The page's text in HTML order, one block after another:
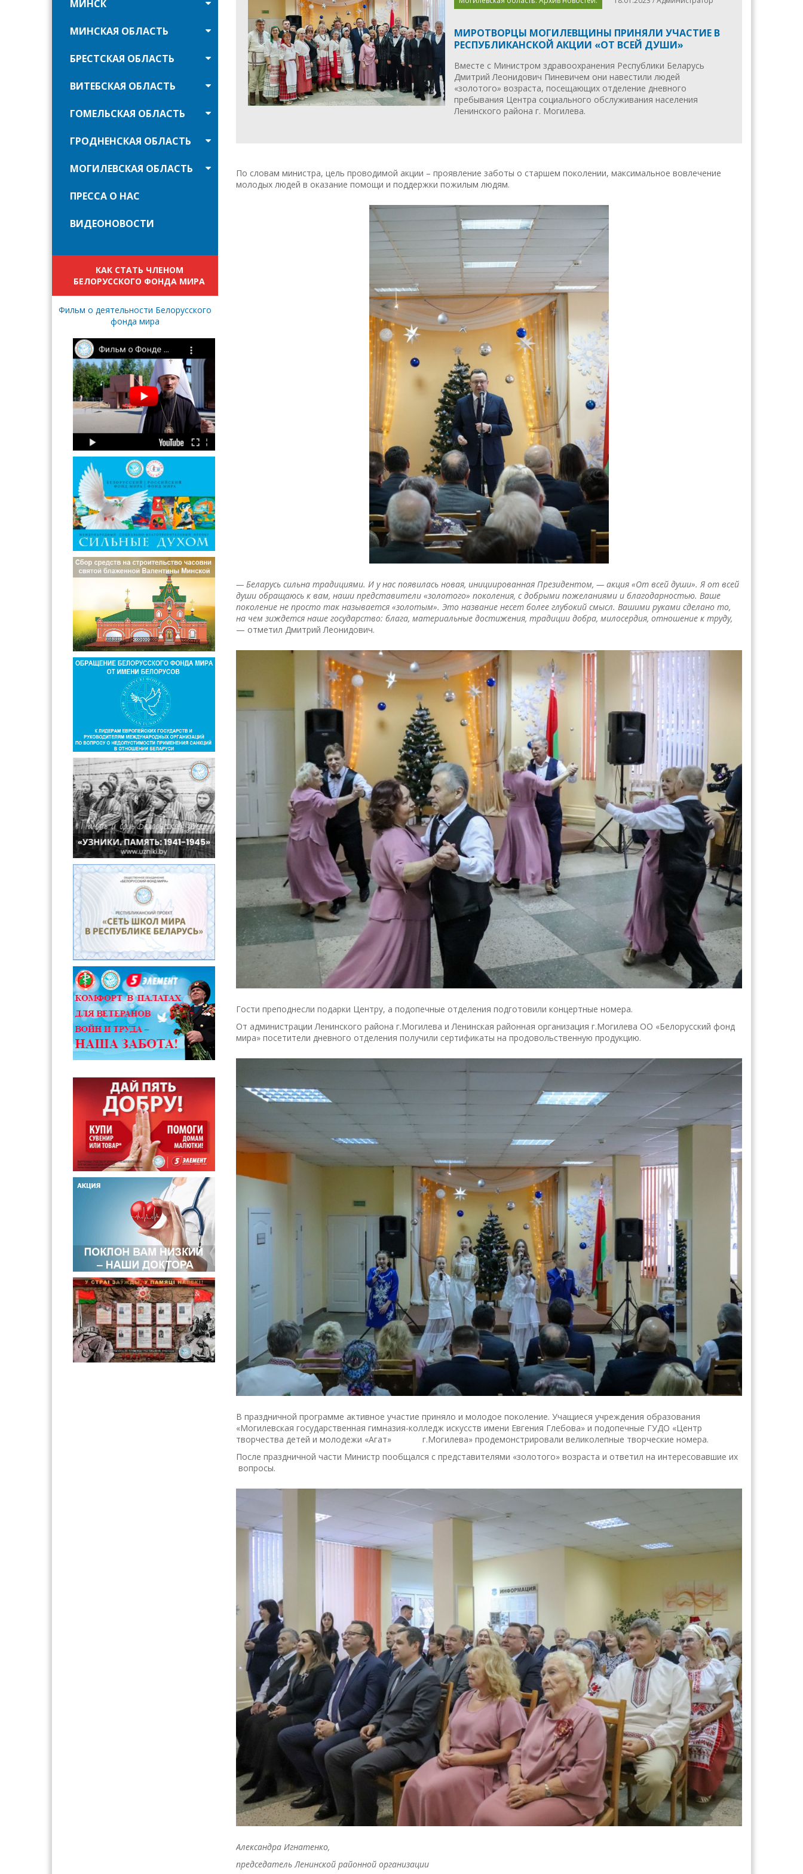
МИНСК
МИНСКАЯ ОБЛАСТЬ
БРЕСТСКАЯ ОБЛАСТЬ
ВИТЕБСКАЯ ОБЛАСТЬ
ГОМЕЛЬСКАЯ ОБЛАСТЬ
ГРОДНЕНСКАЯ ОБЛАСТЬ
МОГИЛЕВСКАЯ ОБЛАСТЬ
ПРЕССА О НАС
ВИДЕОНОВОСТИ
КАК СТАТЬ ЧЛЕНОМ
БЕЛОРУССКОГО ФОНДА МИРА
Фильм о деятельности Белорусского
фонда мира
МИРОТВОРЦЫ МОГИЛЕВЩИНЫ ПРИНЯЛИ УЧАСТИЕ В
РЕСПУБЛИКАНСКОЙ АКЦИИ «ОТ ВСЕЙ ДУШИ»
Вместе с Министром здравоохранения Республики Беларусь
Дмитрий Леонидович Пиневичем они навестили людей
«золотого» возраста, посещающих отделение дневного
пребывания Центра социального обслуживания населения
Ленинского района г. Могилева.
По словам министра, цель проводимой акции – проявление заботы о старшем поколении, максимальное вовлечение
молодых людей в оказание помощи и поддержки пожилым людям.
— Беларусь сильна традициями. И у нас появилась новая, инициированная Президентом, — акция «От всей души». Я от всей
души обращаюсь к вам, наши представители «золотого» поколения, с добрыми пожеланиями и благодарностью. Ваше
поколение не просто так называется «золотым». Это название несет более глубокий смысл. Вашими руками сделано то,
на чем зиждется наше государство: блага, материальные достижения, традиции добра, милосердия, отношение к труду,
— отметил Дмитрий Леонидович.
Гости преподнесли подарки Центру, а подопечные отделения подготовили концертные номера.
От администрации Ленинского района г.Могилева и Ленинская районная организация г.Могилева ОО «Белорусский фонд
мира» посетители дневного отделения получили сертификаты на продовольственную продукцию.
В праздничной программе активное участие приняло и молодое поколение. Учащиеся учреждения образования
«Могилевская государственная гимназия-колледж искусств имени Евгения Глебова» и подопечные ГУДО «Центр
творчества детей и молодежи «Агат» г.Могилева» продемонстрировали великолепные творческие номера.
После праздничной части Министр пообщался с представителями «золотого» возраста и ответил на интересовавшие их
вопросы.
Александра Игнатенко,
председатель Ленинской районной организации